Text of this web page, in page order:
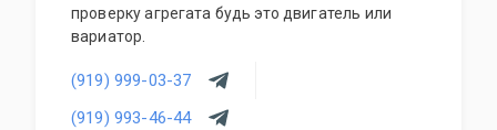
проверку агрегата будь это двигатель или
вариатор.
(919) 999-03-37
(919) 993-46-44